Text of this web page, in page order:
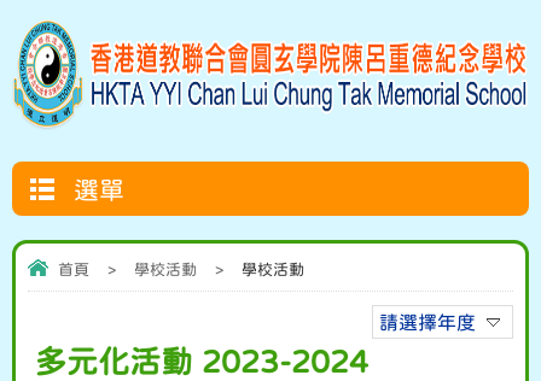
選單
首頁 > 學校活動 > 學校活動
請選擇年度
多元化活動 2023-2024